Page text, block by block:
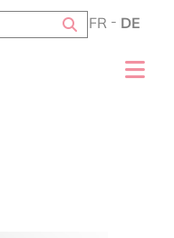
FR DE